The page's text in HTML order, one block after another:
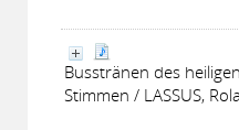
Busstränen des
Stimmen / LASSUS,